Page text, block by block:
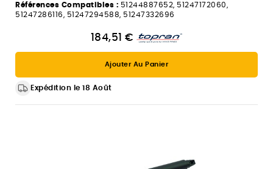
Références Compatibles : 51244887652, 51247172060,
51247286116, 51247294588, 51247332696
184,51 €
Ajouter Au Panier
Expédition le 18 Août